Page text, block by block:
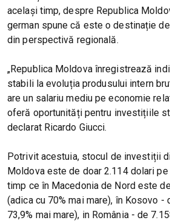
același timp, despre Republica
german spune că este o destinație
din perspectivă regională.
„Republica Moldova înregistrează
stabili la evoluția produsului intern
are un salariu mediu pe economie
oferă oportunități pentru investițiile
declarat Ricardo Giucci.
Potrivit acestuia, stocul de investiții
Moldova este de doar 2.114 dolari
timp ce în Macedonia de Nord este
(adica cu 70% mai mare), în Kosovo -
73,9% mai mare), in România - de